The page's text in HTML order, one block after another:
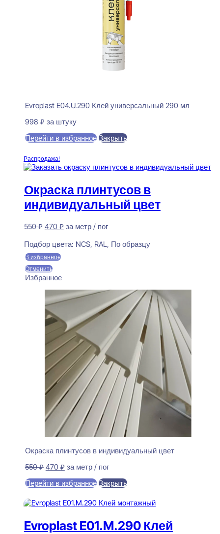
Evroplast E04.U.290 Клей универсальный 290 мл
998 ₽ за штуку
Перейти в избранное Закрыть
Распродажа!
Окраска плинтусов в
индивидуальный цвет
550₽ Первоначальная
составляла
550 ₽.
470 ₽Текущая
470 ₽.
за метр / пог
Подбор цвета: NCS, RAL, По образцу
В избранное
Отменить
Избранное
Окраска плинтусов в индивидуальный цвет
550₽ Первоначальная
составляла
470 ₽Текущая
470 ₽.
за метр / пог
Перейти в избранное Закрыть
Evroplast E01.M.290 Клей